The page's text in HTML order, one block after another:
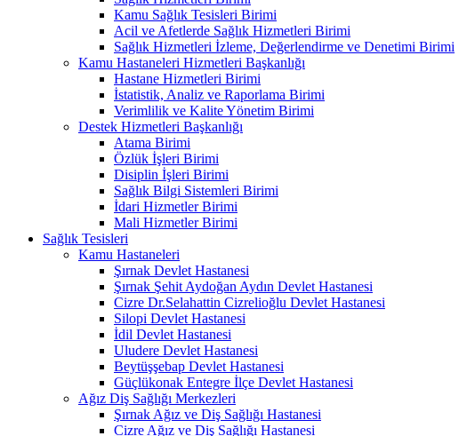
Kamu Sağlık Tesisleri Birimi
Acil ve Afetlerde Sağlık Hizmetleri Birimi
Sağlık Hizmetleri İzleme, Değerlendirme ve Denetimi Birimi
Kamu Hastaneleri Hizmetleri Başkanlığı
Hastane Hizmetleri Birimi
İstatistik, Analiz ve Raporlama Birimi
Verimlilik ve Kalite Yönetim Birimi
Destek Hizmetleri Başkanlığı
Atama Birimi
Özlük İşleri Birimi
Disiplin İşleri Birimi
Sağlık Bilgi Sistemleri Birimi
İdari Hizmetler Birimi
Mali Hizmetler Birimi
Sağlık Tesisleri
Kamu Hastaneleri
Şırnak Devlet Hastanesi
Şırnak Şehit Aydoğan Aydın Devlet Hastanesi
Cizre Dr.Selahattin Cizrelioğlu Devlet Hastanesi
Silopi Devlet Hastanesi
İdil Devlet Hastanesi
Uludere Devlet Hastanesi
Beytüşşebap Devlet Hastanesi
Güçlükonak Entegre İlçe Devlet Hastanesi
Ağız Diş Sağlığı Merkezleri
Şırnak Ağız ve Diş Sağlığı Hastanesi
Cizre Ağız ve Diş Sağlığı Hastanesi